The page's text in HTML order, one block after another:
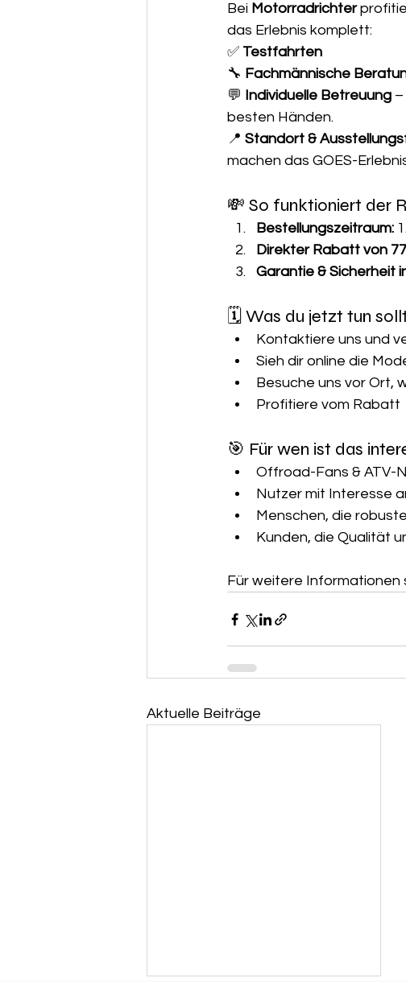
Bei Motorradrichter
das Erlebnis komplett:
✅ Testfahrten
🔧 Fachmännische
💬 Individuelle Betreuung –
besten Händen.
📍 Standort &
machen das GOES-
💸 So funktioniert der
Bestellungszeitraum:
Direkter Rabatt von
Garantie & Sicherheit
🗓️ Was du jetzt tun
Kontaktiere uns und
Sieh dir online die
Besuche uns vor Ort,
Profitiere vom Rabatt
🎯 Für wen ist das
Offroad-Fans & ATV-
Nutzer mit Interesse
Menschen, die
Kunden, die Qualität
Für weitere Informationen
Aktuelle Beiträge